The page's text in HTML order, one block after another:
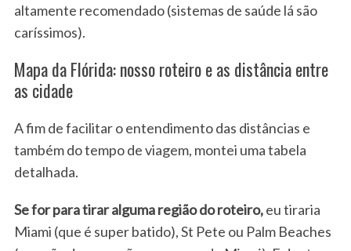
altamente recomendado (sistemas de saúde lá são
caríssimos).
Mapa da Flórida: nosso roteiro e as distância entre
as cidade
A fim de facilitar o entendimento das distâncias e
também do tempo de viagem, montei uma tabela
detalhada.
Se for para tirar alguma região do roteiro,eu tiraria
Miami (que é super batido), St Pete ou Palm Beaches
e
a
c
o
: